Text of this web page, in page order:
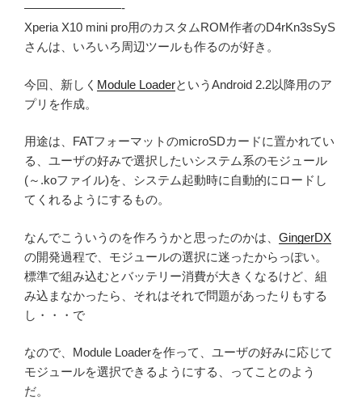
————————-
Xperia X10 mini pro用のカスタムROM作者のD4rKn3sSyS
さんは、いろいろ周辺ツールも作るのが好き。
今回、新しく Module LoaderというAndroid 2.2以降用のア
プリを作成。
用途は、FATフォーマットのmicroSDカードに置かれてい
る、ユーザの好みで選択したいシステム系のモジュール
(～.koファイル)を、システム起動時に自動的にロードし
てくれるようにするもの。
なんでこういうのを作ろうかと思ったのかは、 GingerDX
の開発過程で、モジュールの選択に迷ったからっぽい。
標準で組み込むとバッテリー消費が大きくなるけど、組
み込まなかったら、それはそれで問題があったりもする
し・・・で
なので、Module Loaderを作って、ユーザの好みに応じて
モジュールを選択できるようにする、ってことのよう
だ。